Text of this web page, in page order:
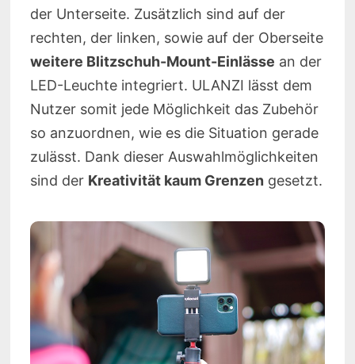
der Unterseite. Zusätzlich sind auf der
rechten, der linken, sowie auf der Oberseite
weitere Blitzschuh-Mount-Einlässe an der
LED-Leuchte integriert. ULANZI lässt dem
Nutzer somit jede Möglichkeit das Zubehör
so anzuordnen, wie es die Situation gerade
zulässt. Dank dieser Auswahlmöglichkeiten
sind der Kreativität kaum Grenzen gesetzt.